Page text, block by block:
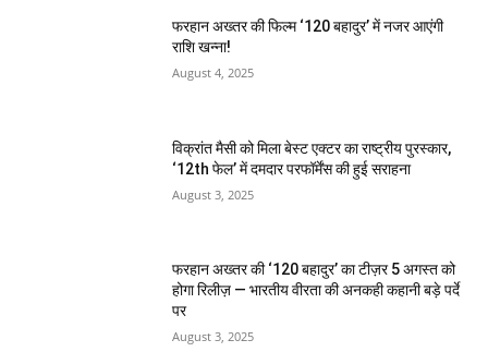
फरहान अख्तर की फिल्म ‘120 बहादुर’ में नजर आएंगी
राशि खन्ना!
August 4, 2025
विक्रांत मैसी को मिला बेस्ट एक्टर का राष्ट्रीय पुरस्कार,
‘12th फेल’ में दमदार परफॉर्मेंस की हुई सराहना
August 3, 2025
फरहान अख्तर की ‘120 बहादुर’ का टीज़र 5 अगस्त को
होगा रिलीज़ — भारतीय वीरता की अनकही कहानी बड़े पर्दे
पर
August 3, 2025